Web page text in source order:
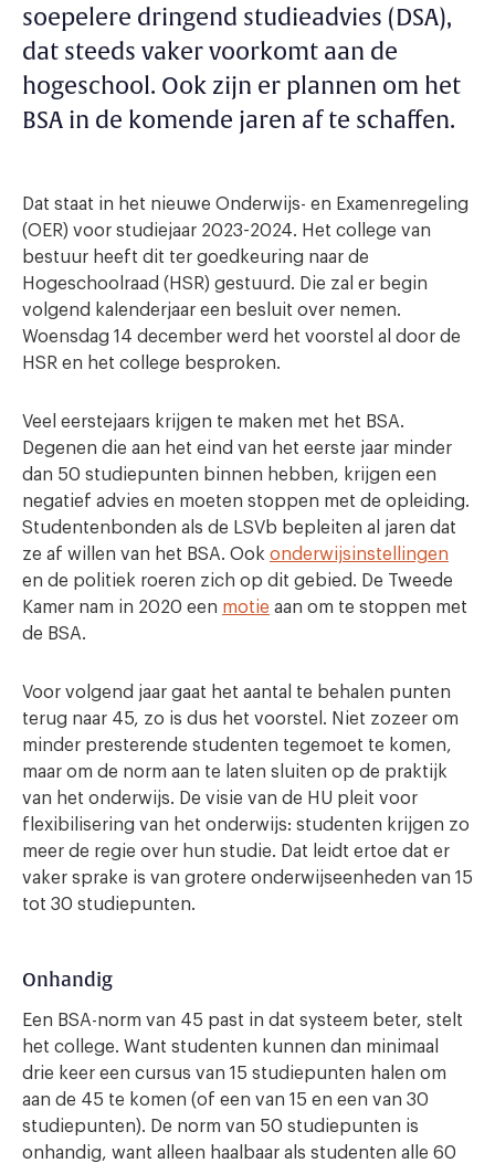
soepelere dringend studieadvies (DSA),
dat steeds vaker voorkomt aan de
hogeschool. Ook zijn er plannen om het
BSA in de komende jaren af te schaffen.
Dat staat in het nieuwe Onderwijs- en Examenregeling
(OER) voor studiejaar 2023-2024. Het college van
bestuur heeft dit ter goedkeuring naar de
Hogeschoolraad (HSR) gestuurd. Die zal er begin
volgend kalenderjaar een besluit over nemen.
Woensdag 14 december werd het voorstel al door de
HSR en het college besproken.
Veel eerstejaars krijgen te maken met het BSA.
Degenen die aan het eind van het eerste jaar minder
dan 50 studiepunten binnen hebben, krijgen een
negatief advies en moeten stoppen met de opleiding.
Studentenbonden als de LSVb bepleiten al jaren dat
ze af willen van het BSA. Ook onderwijsinstellingen
en de politiek roeren zich op dit gebied. De Tweede
Kamer nam in 2020 een motie aan om te stoppen met
de BSA.
Voor volgend jaar gaat het aantal te behalen punten
terug naar 45, zo is dus het voorstel. Niet zozeer om
minder presterende studenten tegemoet te komen,
maar om de norm aan te laten sluiten op de praktijk
van het onderwijs. De visie van de HU pleit voor
flexibilisering van het onderwijs: studenten krijgen zo
meer de regie over hun studie. Dat leidt ertoe dat er
vaker sprake is van grotere onderwijseenheden van 15
tot 30 studiepunten.
Onhandig
Een BSA-norm van 45 past in dat systeem beter, stelt
het college. Want studenten kunnen dan minimaal
drie keer een cursus van 15 studiepunten halen om
aan de 45 te komen (of een van 15 en een van 30
studiepunten). De norm van 50 studiepunten is
onhandig, want alleen haalbaar als studenten alle 60